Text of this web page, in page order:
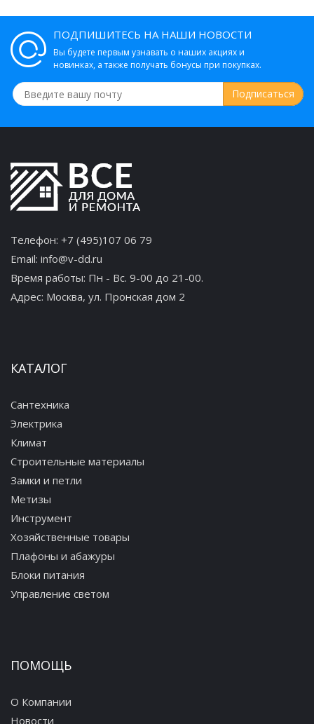
ПОДПИШИТЕСЬ НА НАШИ НОВОСТИ
Вы будете первым узнавать о наших акциях и
новинках, а также получать бонусы при покупках.
Телефон: +7 (495)107 06 79
Email: info@v-dd.ru
Время работы: Пн - Вс. 9-00 до 21-00.
Адрес: Москва, ул. Пронская дом 2
КАТАЛОГ
Сантехника
Электрика
Климат
Строительные материалы
Замки и петли
Метизы
Инструмент
Хозяйственные товары
Плафоны и абажуры
Блоки питания
Управление светом
ПОМОЩЬ
О Компании
Новости